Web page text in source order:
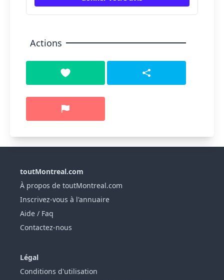
Actions
toutMontreal.com
À propos de toutMontreal.com
Inscrivez-vous à l'annuaire
Aide / Faq
Contactez-nous
Légal
Conditions d'utilisation